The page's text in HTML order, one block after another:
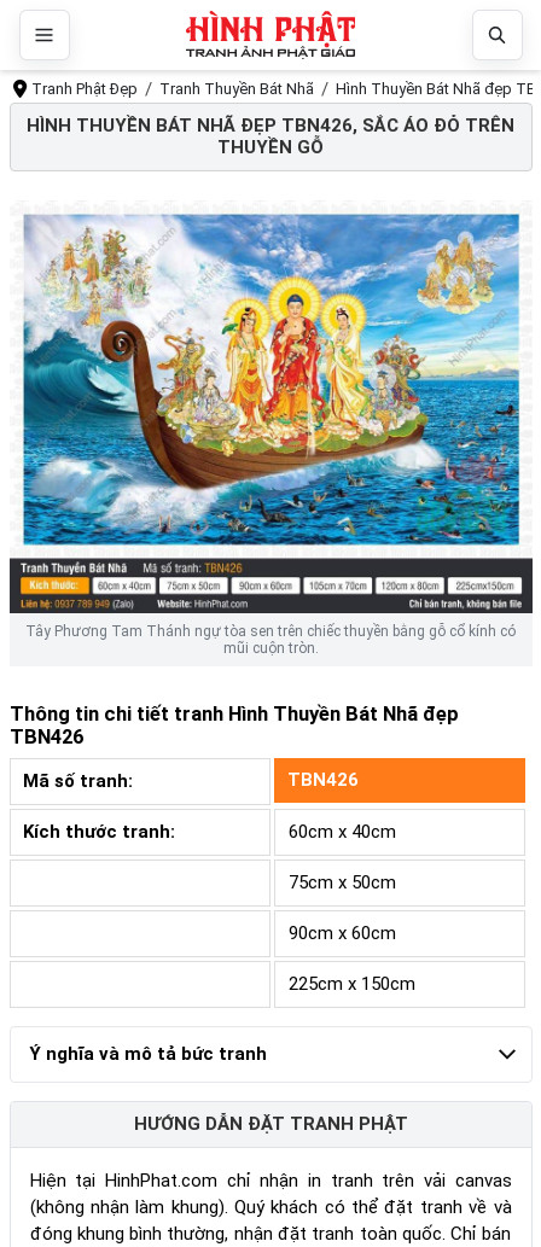
Tranh Phật Đẹp Tranh Thuyền Bát Nhã Hình Thuyền Bát Nhã đẹp
HÌNH THUYỀN BÁT NHÃ ĐẸP TBN426, SẮC ÁO ĐỎ TRÊN
THUYỀN GỖ
Tây Phương Tam Thánh ngự tòa sen trên chiếc thuyền bằng gỗ cổ kính có
mũi cuộn tròn.
Thông tin chi tiết tranh Hình Thuyền Bát Nhã đẹp
TBN426
Mã số tranh: TBN426
Kích thước tranh: 60cm x 40cm
75cm x 50cm
90cm x 60cm
225cm x 150cm
Ý nghĩa và mô tả bức tranh
HƯỚNG DẪN ĐẶT TRANH PHẬT
Hiện tại HinhPhat.com chỉ nhận in tranh trên vải canvas
(không nhận làm khung). Quý khách có thể đặt tranh về và
đóng khung bình thường, nhận đặt tranh toàn quốc. Chỉ bán